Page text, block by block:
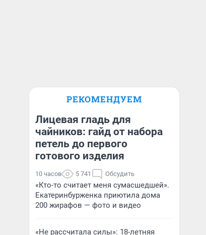
РЕКОМЕНДУЕМ
Лицевая гладь для
чайников: гайд от набора
петель до первого
готового изделия
10 часов 5 741 Обсудить
«Кто-то считает меня сумасшедшей».
Екатеринбурженка приютила дома
200 жирафов — фото и видео
«Не рассчитала силы»: 18-летняя